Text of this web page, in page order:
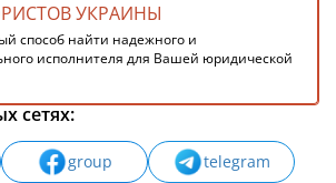
УКРАИНЫ
способ найти надежного и
исполнителя для Вашей юридической
сетях:
group
telegram